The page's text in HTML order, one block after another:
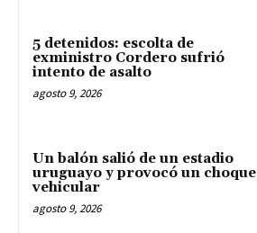
5 detenidos: escolta de
exministro Cordero sufrió
intento de asalto
agosto 9, 2026
Un balón salió de un estadio
uruguayo y provocó un choque
vehicular
agosto 9, 2026